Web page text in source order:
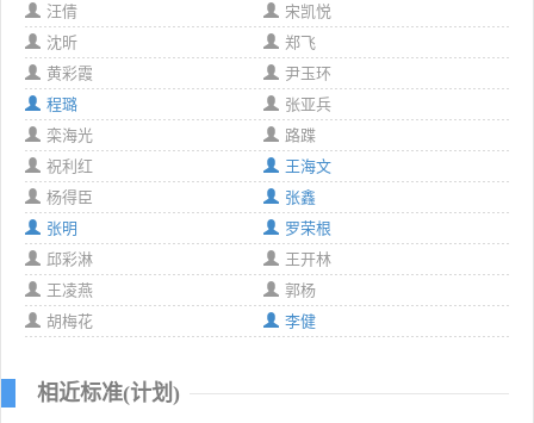
汪倩
宋凯悦
沈昕
郑飞
黄彩霞
尹玉环
程璐
张亚兵
栾海光
路蹀
祝利红
王海文
杨得臣
张鑫
张明
罗荣根
邱彩淋
王开林
王凌燕
郭杨
胡梅花
李健
相近标准(计划)